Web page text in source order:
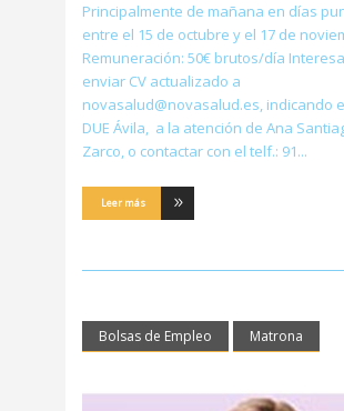
Principalmente de mañana en días
entre el 15 de octubre y el 17 de
Remuneración: 50€ brutos/día
enviar CV actualizado a
novasalud@novasalud.es, indicando
DUE Ávila, a la atención de Ana
Zarco, o contactar con el telf.: 91
Leer más
Bolsas de Empleo Matrona